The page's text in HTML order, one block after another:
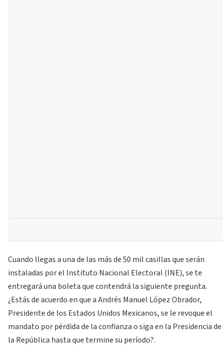
Cuando llegas a una de las más de 50 mil casillas que serán
instaladas por el Instituto Nacional Electoral (INE), se te
entregará una boleta que contendrá la siguiente pregunta.
¿Estás de acuerdo en que a Andrés Manuel López Obrador,
Presidente de los Estados Unidos Mexicanos, se le revoque el
mandato por pérdida de la confianza o siga en la Presidencia de
la República hasta que termine su período?.